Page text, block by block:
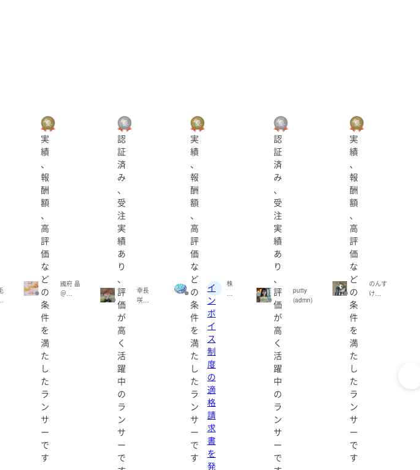
きました。
実
績
、
報
酬
額
、
高
評
価
な
ど
の
条
件
を
満
た
し
た
ラ
ン
サ
ー
で
す
國府 晶
＠
認
証
済
み
、
受
注
実
績
あ
り
、
評
価
が
高
く
活
躍
中
の
ラ
ン
サ
ー
で
幸長
咲良
実
績
、
報
酬
額
、
高
評
価
な
ど
の
条
件
を
満
た
し
た
ラ
ン
サ
ー
で
す
イ
ン
ボ
イ
ス
制
度
の
適
格
請
求
書
を
発
株
式
認
証
済
み
、
受
注
実
績
あ
り
、
評
価
が
高
く
活
躍
中
の
ラ
ン
サ
ー
で
putty
(admn)
実
績
、
報
酬
額
、
高
評
価
な
ど
の
条
件
を
満
た
し
た
ラ
ン
サ
ー
で
す
のんす
け